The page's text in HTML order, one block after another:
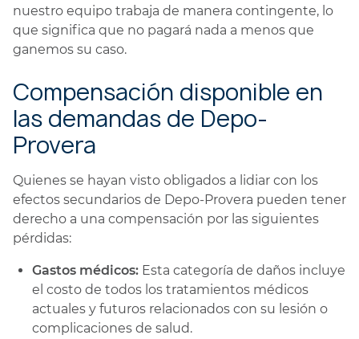
nuestro equipo trabaja de manera contingente, lo
que significa que no pagará nada a menos que
ganemos su caso.
Compensación disponible en
las demandas de Depo-
Provera
Quienes se hayan visto obligados a lidiar con los
efectos secundarios de Depo-Provera pueden tener
derecho a una compensación por las siguientes
pérdidas:
Gastos médicos: Esta categoría de daños incluye
el costo de todos los tratamientos médicos
actuales y futuros relacionados con su lesión o
complicaciones de salud.